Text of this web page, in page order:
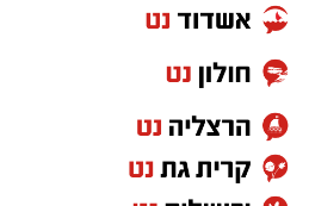
התינוק הקטן בשלום.
האם הודתה לי בהתרגשות
את ידידים'. אין תחושה
בעקבות האירוע, בארגון